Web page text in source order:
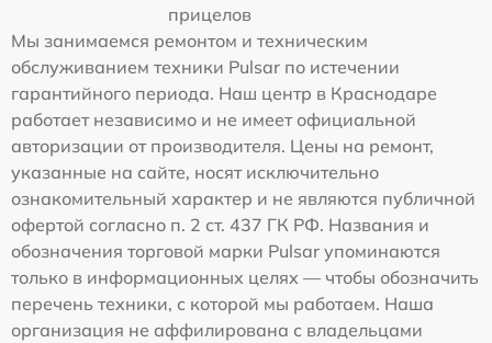
прицелов
Мы занимаемся ремонтом и техническим
обслуживанием техники Pulsar по истечении
гарантийного периода. Наш центр в Краснодаре
работает независимо и не имеет официальной
авторизации от производителя. Цены на ремонт,
указанные на сайте, носят исключительно
ознакомительный характер и не являются публичной
офертой согласно п. 2 ст. 437 ГК РФ. Названия и
обозначения торговой марки Pulsar упоминаются
только в информационных целях — чтобы обозначить
перечень техники, с которой мы работаем. Наша
организация не аффилирована с владельцами